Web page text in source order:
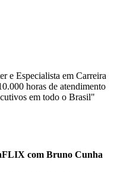
e Especialista em Carreira
horas de atendimento
em todo o Brasil"
com Bruno Cunha